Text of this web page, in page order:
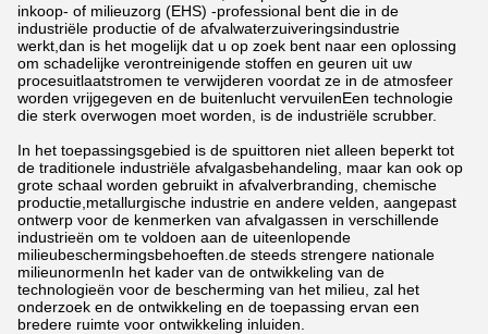
inkoop- of milieuzorg (EHS) -professional bent die in de
industriële productie of de afvalwaterzuiveringsindustrie
werkt,dan is het mogelijk dat u op zoek bent naar een oplossing
om schadelijke verontreinigende stoffen en geuren uit uw
procesuitlaatstromen te verwijderen voordat ze in de atmosfeer
worden vrijgegeven en de buitenlucht vervuilenEen technologie
die sterk overwogen moet worden, is de industriële scrubber.
In het toepassingsgebied is de spuittoren niet alleen beperkt tot
de traditionele industriële afvalgasbehandeling, maar kan ook op
grote schaal worden gebruikt in afvalverbranding, chemische
productie,metallurgische industrie en andere velden, aangepast
ontwerp voor de kenmerken van afvalgassen in verschillende
industrieën om te voldoen aan de uiteenlopende
milieubeschermingsbehoeften.de steeds strengere nationale
milieunormenIn het kader van de ontwikkeling van de
technologieën voor de bescherming van het milieu, zal het
onderzoek en de ontwikkeling en de toepassing ervan een
bredere ruimte voor ontwikkeling inluiden.